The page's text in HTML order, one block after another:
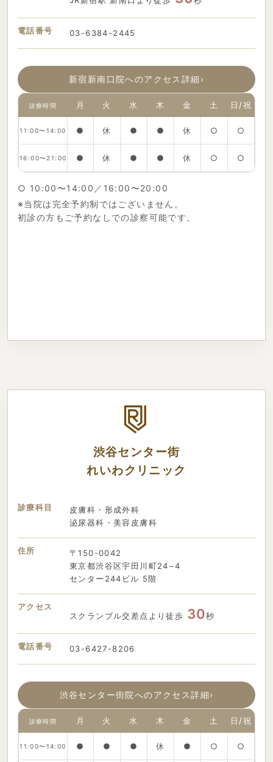
電話番号 03-6384-2445
新宿新南口院へのアクセス詳細 ›
診療時間 月 火 水 木 金 土 日/祝
11:00〜14:00 ● 休 ● ● 休 ○ ○
16:00〜21:00 ● 休 ● ● 休 ○ ○
○ 10:00〜14:00／16:00〜20:00
※当院は完全予約制ではございません。
初診の方もご予約なしでの診察可能です。
渋谷センター街
れいわクリニック
診療科目
皮膚科・形成外科
泌尿器科・美容皮膚科
住所
〒150-0042
東京都渋谷区宇田川町24−4
センター244ビル 5階
アクセス
スクランブル交差点より徒歩 30秒
電話番号 03-6427-8206
渋谷センター街院へのアクセス詳細›
診療時間 月 火 水 木 金 土 日/祝
11:00〜14:00 ● ● ● 休 ● ○ ○